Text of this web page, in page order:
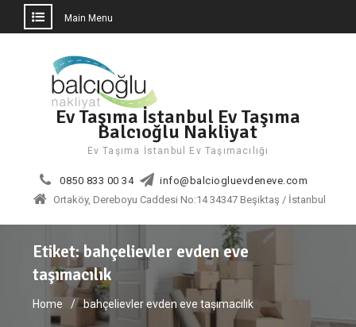
Main Menu
Ev Taşıma İstanbul Ev Taşıma
Balcıoğlu Nakliyat
Ev Taşıma İstanbul Ev Taşımacılığı
0850 833 00 34
info@balciogluevdeneve.com
Ortaköy, Dereboyu Caddesi No:14 34347 Beşiktaş / İstanbul
Etiket:bahçelievler evden eve
taşımacılık
Home bahçelievler evden eve taşımacılık